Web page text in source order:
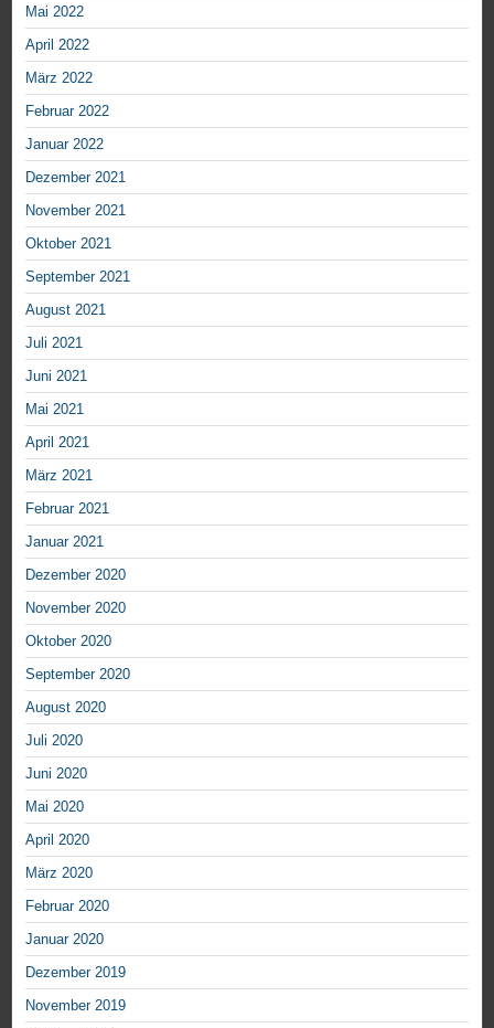
Mai 2022
April 2022
März 2022
Februar 2022
Januar 2022
Dezember 2021
November 2021
Oktober 2021
September 2021
August 2021
Juli 2021
Juni 2021
Mai 2021
April 2021
März 2021
Februar 2021
Januar 2021
Dezember 2020
November 2020
Oktober 2020
September 2020
August 2020
Juli 2020
Juni 2020
Mai 2020
April 2020
März 2020
Februar 2020
Januar 2020
Dezember 2019
November 2019